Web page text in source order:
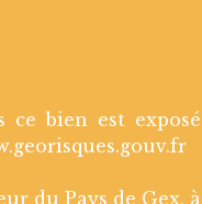
ce bien est exposé
du Pays de Gex, à